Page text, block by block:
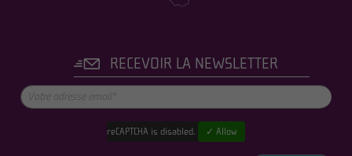
RECEVOIR LA NEWSLETTER
reCAPTCHA is disabled. ✓ Allow